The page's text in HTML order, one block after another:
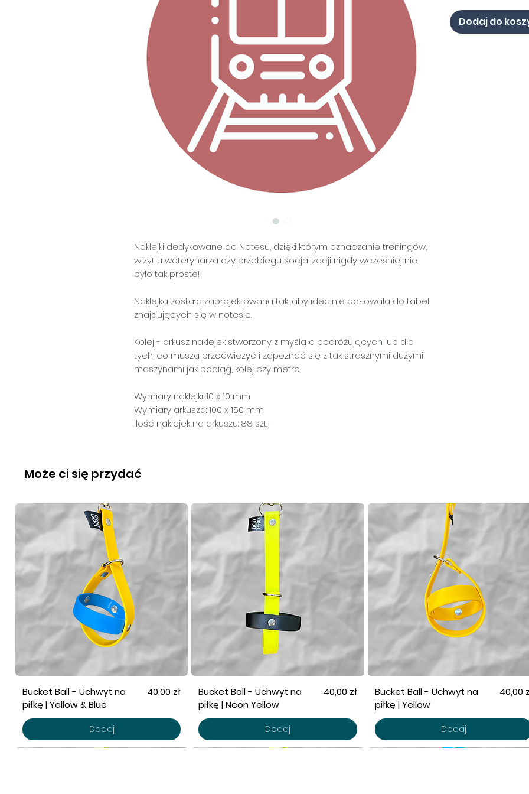
Naklejki dedykowane do Notesu, dzięki którym oznaczanie treningów,
wizyt u weterynarza czy przebiegu socjalizacji nigdy wcześniej nie
było tak proste!
Naklejka została zaprojektowana tak, aby idealnie pasowała do tabel
znajdujących się w notesie.
Kolej - arkusz naklejek stworzony z myślą o podróżujących lub dla
tych, co muszą przećwiczyć i zapoznać się z tak strasznymi dużymi
maszynami jak pociąg, kolej czy metro.
Wymiary naklejki: 10 x 10 mm
Wymiary arkusza: 100 x 150 mm
Ilość naklejek na arkuszu: 88 szt.
Dodaj do
Może ci się przydać
Bucket Ball - Uchwyt na
piłkę | Yellow & Blue
Cena
40,00 zł
Dodaj
Bucket Ball - Uchwyt na
piłkę | Neon Yellow
Cena
40,00 zł
Dodaj
Bucket Ball - Uchwyt na
piłkę | Yellow
Cena
40,00
Dodaj